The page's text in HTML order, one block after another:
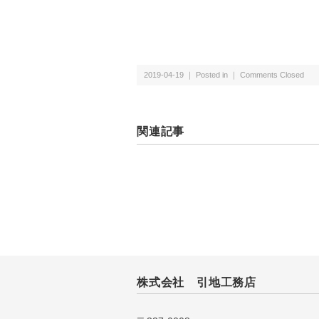
2019-04-19 ｜ Posted in ｜ Comments Closed
関連記事
株式会社 引地工務店